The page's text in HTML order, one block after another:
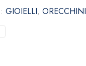
GIOIELLI, ORECCHINI